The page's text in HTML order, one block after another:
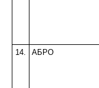
14. АБРО